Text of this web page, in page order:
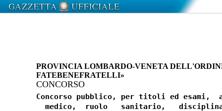
PROVINCIA LOMBARDO-VENETA
FATEBENEFRATELLI»
CONCORSO
Concorso pubblico, per titoli ed esami,
medico,  ruolo   sanitario,